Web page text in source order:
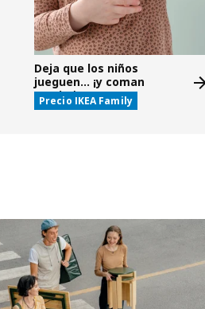
Deja que los niños
jueguen... ¡y coman
gratis!*
Precio IKEA Family